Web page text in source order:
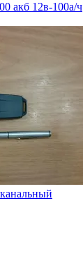
акб 12в-100а/ч